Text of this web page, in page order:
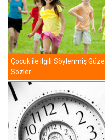
Çocuk ile ilgili Söylenmiş Güzel
Sözler